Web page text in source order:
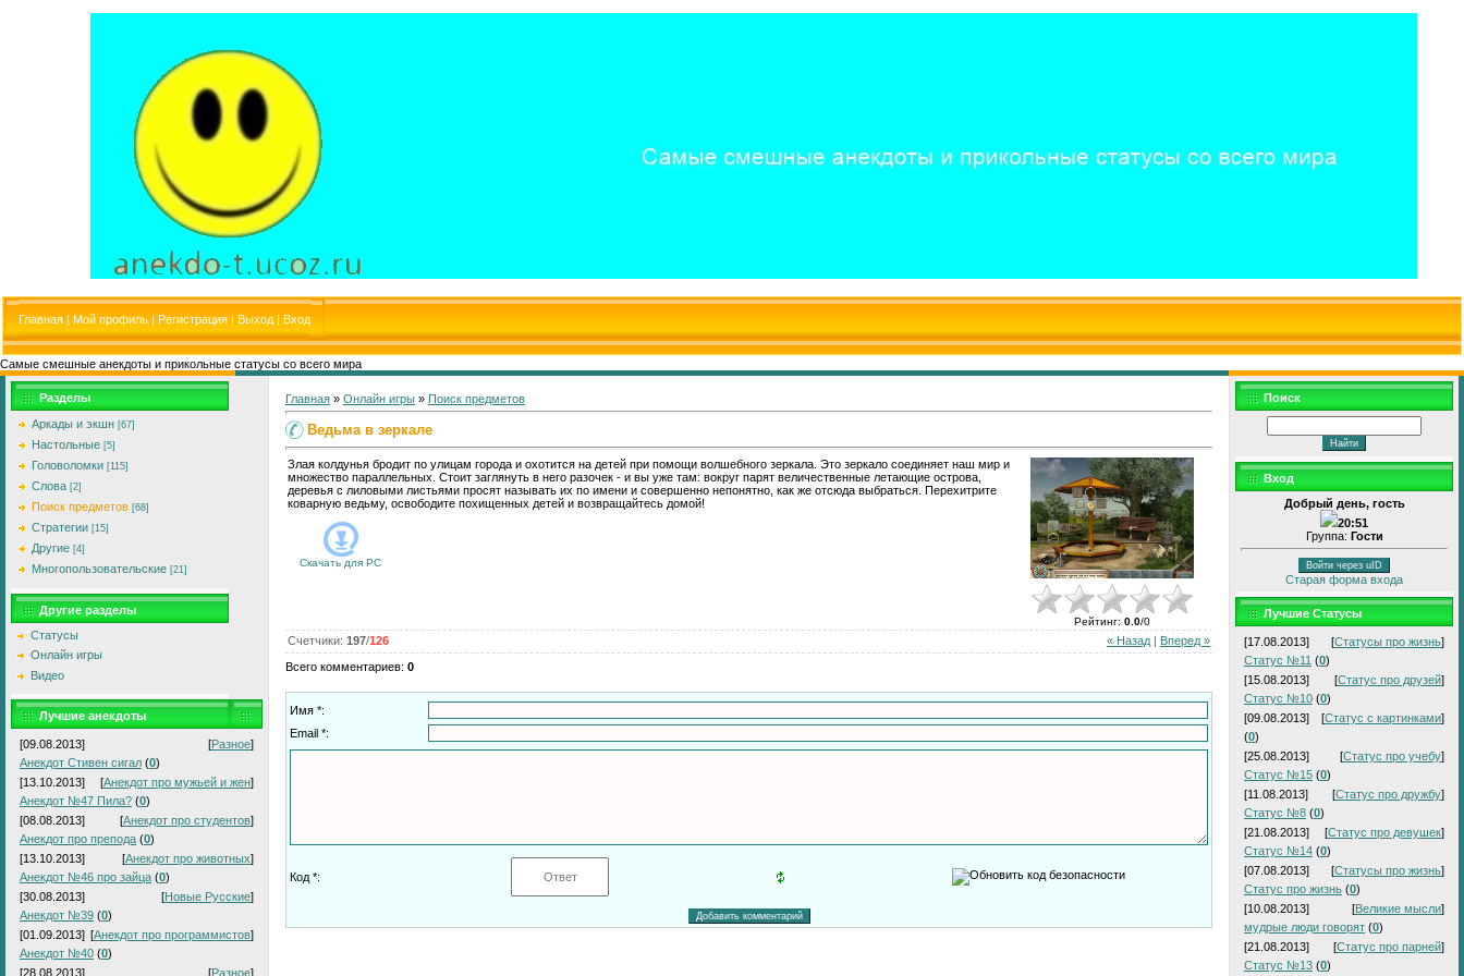
Главная | Мой профиль | Регистрация | Выход | Вход
Самые смешные анекдоты и прикольные статусы со всего мира
Разделы
Аркады и экшн [67]
Настольные [5]
Головоломки [115]
Слова [2]
Поиск предметов [68]
Стратегии [15]
Другие [4]
Многопользовательские [21]
Другие разделы
Статусы
Онлайн игры
Видео
Лучшие анекдоты
[09.08.2013] [Разное]
Анекдот Стивен сигал (0)
[13.10.2013]
[Анекдот про мужьей и жен]
Анекдот №47 Пила? (0)
[08.08.2013]
[Анекдот про студентов]
Анекдот про препода (0)
[13.10.2013]
[Анекдот про животных]
Анекдот №46 про зайца (0)
[30.08.2013]
[Новые Русские]
Анекдот №39 (0)
[01.09.2013] [Анекдот про программистов]
Анекдот №40 (0)
[28.08.2013]
[Разное]
Главная » Онлайн игры » Поиск предметов
Ведьма в зеркале
Злая колдунья бродит по улицам города и охотится на детей при помощи волшебного зеркала. Это зеркало соединяет наш мир и
множество параллельных. Стоит заглянуть в него разочек - и вы уже там: вокруг парят величественные летающие острова,
деревья с лиловыми листьями просят называть их по имени и совершенно непонятно, как же отсюда выбраться. Перехитрите
коварную ведьму, освободите похищенных детей и возвращайтесь домой!
Скачать для PC
Рейтинг: 0.0/0
« Назад Вперед »
Счетчики: 197/126
Всего комментариев: 0
Имя *:
Email *:
Код *:
Поиск
Вход
Добрый день, гость
20:51
Группа: Гости
Войти через uID
Старая форма входа
Лучшие Статусы
[17.08.2013] [Статусы про жизнь]
Статус №11 (0)
[15.08.2013]
[Статус про друзей]
Статус №10 (0)
[09.08.2013]
[Статус с картинками]
(0)
[25.08.2013]
[Статус про учебу]
Статус №15 (0)
[11.08.2013]
[Статус про дружбу]
Статус №8 (0)
[21.08.2013]
[Статус про девушек]
Статус №14 (0)
[07.08.2013]
[Статусы про жизнь]
Статус про жизнь (0)
[10.08.2013]
[Великие мысли]
мудрые люди говорят (0)
[21.08.2013]
[Статус про парней]
Статус №13 (0)